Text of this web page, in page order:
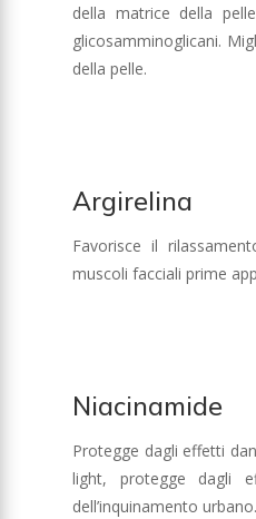
della matrice della
glicosamminoglicani.
della pelle.
Argirelina
Favorisce il
muscoli facciali prime
Niacinamide
Protegge dagli effetti
light, protegge dagli
dell’inquinamento urbano.